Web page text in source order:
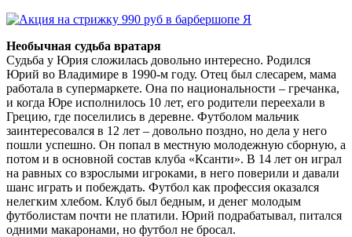
Необычная судьба вратаря
Судьба у Юрия сложилась довольно интересно. Родился
Юрий во Владимире в 1990-м году. Отец был слесарем, мама
работала в супермаркете. Она по национальности – гречанка,
и когда Юре исполнилось 10 лет, его родители переехали в
Грецию, где поселились в деревне. Футболом мальчик
заинтересовался в 12 лет – довольно поздно, но дела у него
пошли успешно. Он попал в местную молодежную сборную, а
потом и в основной состав клуба «Ксанти». В 14 лет он играл
на равных со взрослыми игроками, в него поверили и давали
шанс играть и побеждать. Футбол как профессия оказался
нелегким хлебом. Клуб был бедным, и денег молодым
футболистам почти не платили. Юрий подрабатывал, питался
одними макаронами, но футбол не бросал.